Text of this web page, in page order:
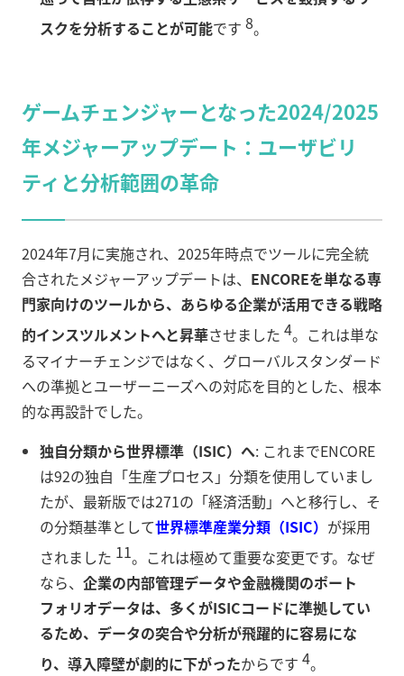
スクを分析することが可能です 8。
ゲームチェンジャーとなった2024/2025
年メジャーアップデート：ユーザビリ
ティと分析範囲の革命
2024年7月に実施され、2025年時点でツールに完全統
合されたメジャーアップデートは、 ENCOREを単なる専
門家向けのツールから、あらゆる企業が活用できる戦略
的インスツルメントへと昇華させました 4。これは単な
るマイナーチェンジではなく、グローバルスタンダード
への準拠とユーザーニーズへの対応を目的とした、根本
的な再設計でした。
独自分類から世界標準（ISIC）へ: これまでENCORE
は92の独自「生産プロセス」分類を使用していまし
たが、最新版では271の「経済活動」へと移行し、そ
の分類基準として世界標準産業分類（ISIC） が採用
されました 11。これは極めて重要な変更です。なぜ
なら、 企業の内部管理データや金融機関のポート
フォリオデータは、多くがISICコードに準拠してい
るため、データの突合や分析が飛躍的に容易にな
り、導入障壁が劇的に下がったからです 4。